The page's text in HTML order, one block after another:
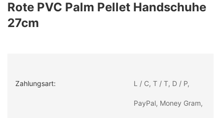
Rote PVC Palm Pellet Handschuhe
27cm
Zahlungsart: L / C, T / T, D / P,
PayPal, Money Gram,